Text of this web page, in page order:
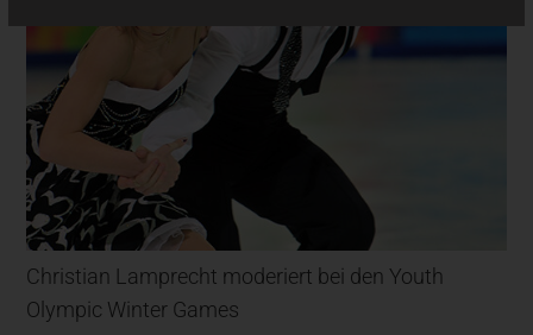
Christian Lamprecht moderiert bei den Youth
Olympic Winter Games